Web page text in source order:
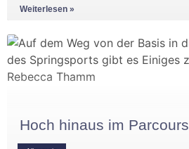
Einblicke in die Regelwerke
Weiterlesen »
Hoch hinaus im Parcours